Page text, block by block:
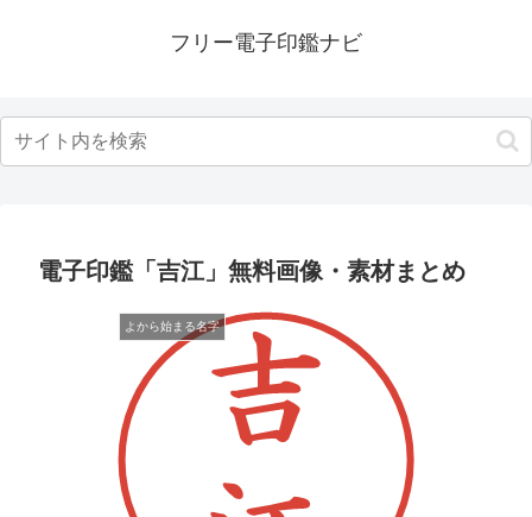
フリー電子印鑑ナビ
電子印鑑「吉江」無料画像・素材まとめ
よから始まる名字